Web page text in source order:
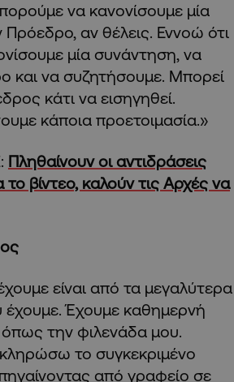
να κανονίσουμε μία
αν θέλεις. Εννοώ ότι
μία συνάντηση, να
και να συζητήσουμε. Μπορεί
κάτι να εισηγηθεί.
κάποια προετοιμασία.»
Πληθαίνουν οι αντιδράσεις
βίντεο, καλούν τις Αρχές να
είναι από τα μεγαλύτερα
Έχουμε καθημερνή
όπως την φιλενάδα μου.
το συγκεκριμένο
από γραφείο σε